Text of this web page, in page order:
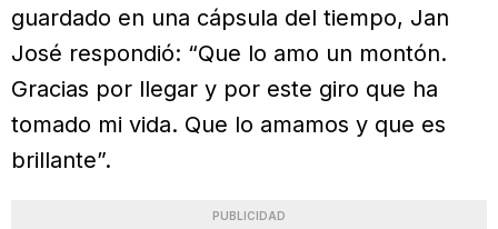
guardado en una cápsula del tiempo, Jan
José respondió: “Que lo amo un montón.
Gracias por llegar y por este giro que ha
tomado mi vida. Que lo amamos y que es
brillante”.
PUBLICIDAD